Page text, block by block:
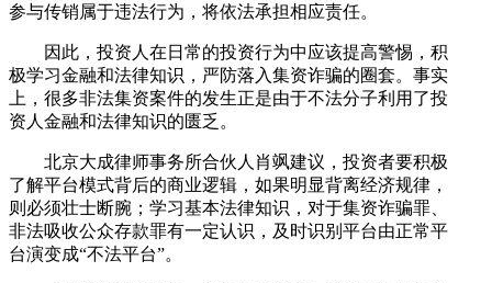
参与传销属于违法行为，将依法承担相应责任。
因此，投资人在日常的投资行为中应该提高警惕，积
极学习金融和法律知识，严防落入集资诈骗的圈套。事实
上，很多非法集资案件的发生正是由于不法分子利用了投
资人金融和法律知识的匮乏。
北京大成律师事务所合伙人肖飒建议，投资者要积极
了解平台模式背后的商业逻辑，如果明显背离经济规律，
则必须壮士断腕；学习基本法律知识，对于集资诈骗罪、
非法吸收公众存款罪有一定认识，及时识别平台由正常平
台演变成“不法平台”。